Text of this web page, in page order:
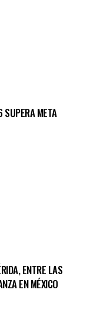
SUPERA META
ENTRE LAS
EN MÉXICO